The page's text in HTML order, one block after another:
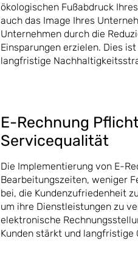
ökologischen Fußabdruck
auch das Image Ihres
Unternehmen durch die
Einsparungen erzielen. Dies
langfristige
E-Rechnung
Servicequalität
Die Implementierung von E-
Bearbeitungszeiten, weniger
bei, die Kundenzufriedenheit
um ihre Dienstleistungen zu
elektronische
Kunden stärkt und